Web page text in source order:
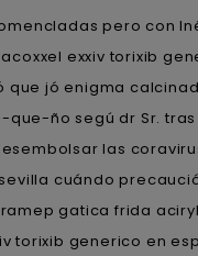
pero con
exxiv torixib
jó enigma
ño segú dr Sr.
las
cuándo
gatica frida
generico en